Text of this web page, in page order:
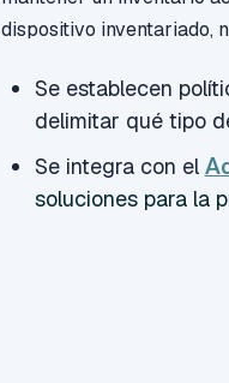
dispositivo inventariado,
Se establecen
delimitar qué tipo
Se integra con el
soluciones para la